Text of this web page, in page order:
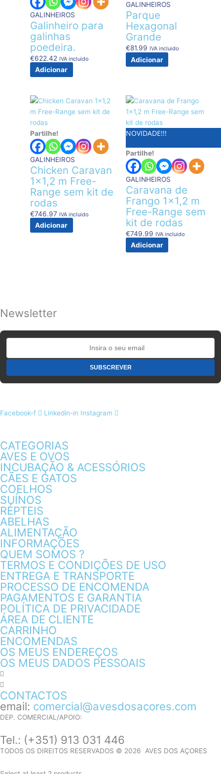
GALINHEIROS
Galinheiro para
galinhas
poedeira.
€622.42 IVA incluido
Adicionar
GALINHEIROS
Parque
Hexagonal
Grande
€81.99 IVA incluido
Adicionar
Partilhe!
GALINHEIROS
Chicken Caravan
1×1,2 m Free-
Range sem kit de
rodas
€746.97 IVA incluido
Adicionar
NOVIDADE!!!
Partilhe!
GALINHEIROS
Caravana de
Frango 1×1,2 m
Free-Range sem
kit de rodas
€749.99 IVA incluido
Adicionar
Newsletter
Facebook-f Linkedin-in Instagram
CATEGORIAS
AVES E OVOS
INCUBAÇÃO & ACESSÓRIOS
CÃES E GATOS
COELHOS
SUÍNOS
RÉPTEIS
ABELHAS
ALIMENTAÇÃO
INFORMAÇÕES
QUEM SOMOS ?
TERMOS E CONDIÇÕES DE USO
ENTREGA E TRANSPORTE
PROCESSO DE ENCOMENDA
PAGAMENTOS E GARANTIA
POLÍTICA DE PRIVACIDADE
ÁREA DE CLIENTE
CARRINHO
ENCOMENDAS
OS MEUS ENDEREÇOS
OS MEUS DADOS PESSOAIS
CONTACTOS
email: comercial@avesdosacores.com
DEP. COMERCIAL/APOIO:
Tel.: (+351) 913 031 446
TODOS OS DIREITOS RESERVADOS © 2026 AVES DOS AÇORES